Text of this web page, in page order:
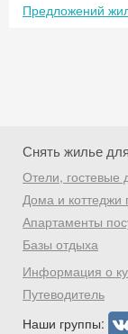
Предложений
Снять жилье
Отели, гостевые
Дома и коттеджи
Апартаменты
Базы отдыха
Информация о
Путеводитель
Наши группы:
Хочешь